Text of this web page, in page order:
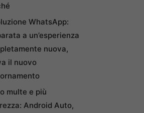
WhatsApp:
a un’esperienza
nuova,
il nuovo
multe e più
Android Auto,